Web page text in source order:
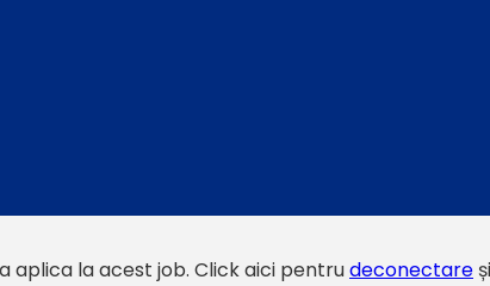
aplica la acest job. Click aici pentrudeconectare